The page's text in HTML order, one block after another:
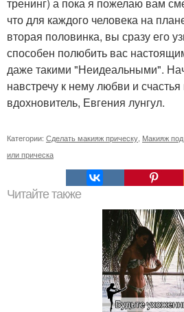
тренинг) а пока я пожелаю вам
что для каждого человека на
вторая половинка, вы сразу его
способен полюбить вас
даже такими "Неидеальными".
навстречу к нему любви и
вдохновитель, Евгения лунгул.
Категории: Сделать макияж прическу Макияж
или прическа
Читайте также